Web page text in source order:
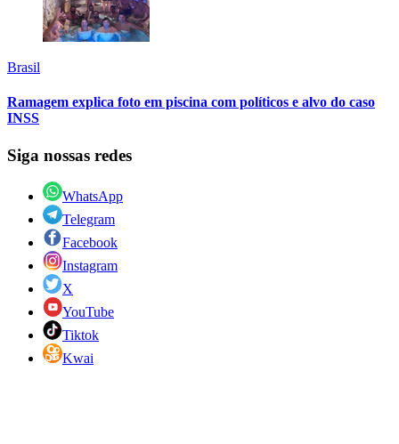
Brasil
Ramagem explica foto em piscina com políticos e alvo do caso
INSS
Siga nossas redes
WhatsApp
Telegram
Facebook
Instagram
X
YouTube
Tiktok
Kwai